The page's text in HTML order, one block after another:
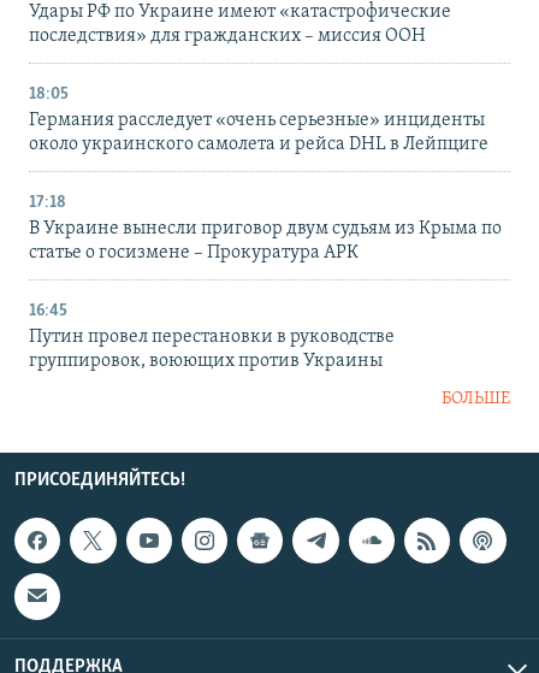
Удары РФ по Украине имеют «катастрофические
последствия» для гражданских – миссия ООН
18:05
Германия расследует «очень серьезные» инциденты
около украинского самолета и рейса DHL в Лейпциге
17:18
В Украине вынесли приговор двум судьям из Крыма по
статье о госизмене – Прокуратура АРК
16:45
Путин провел перестановки в руководстве
группировок, воюющих против Украины
БОЛЬШЕ
ПРИСОЕДИНЯЙТЕСЬ!
ПОДДЕРЖКА